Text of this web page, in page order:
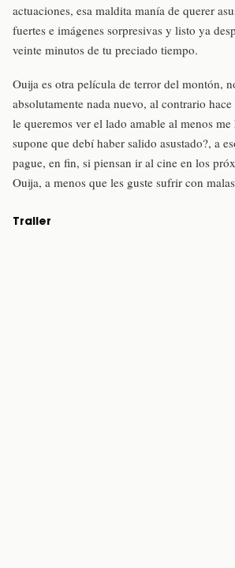
actuaciones, esa maldita manía de querer
fuertes e imágenes sorpresivas y listo ya
veinte minutos de tu preciado tiempo.
Ouija es otra película de terror del montón,
absolutamente nada nuevo, al contrario
le queremos ver el lado amable al menos
supone que debí haber salido asustado?, a
pague, en fin, si piensan ir al cine en los
Ouija, a menos que les guste sufrir con
Trailer